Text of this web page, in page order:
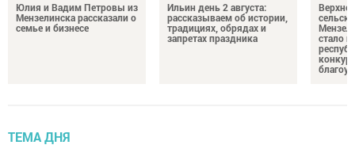
Юлия и Вадим Петровы из
Мензелинска рассказали о
семье и бизнесе
Ильин день 2 августа:
рассказываем об истории,
традициях, обрядах и
запретах праздника
стало
ТЕМА ДНЯ